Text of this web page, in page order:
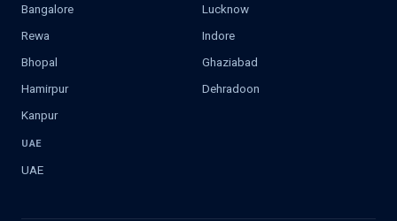
Bangalore
Lucknow
Rewa
Indore
Bhopal
Ghaziabad
Hamirpur
Dehradoon
Kanpur
UAE
UAE